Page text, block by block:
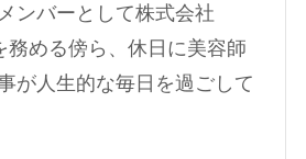
ンバーとして株式会社
務める傍ら、休日に美容師
が人生的な毎日を過ごして